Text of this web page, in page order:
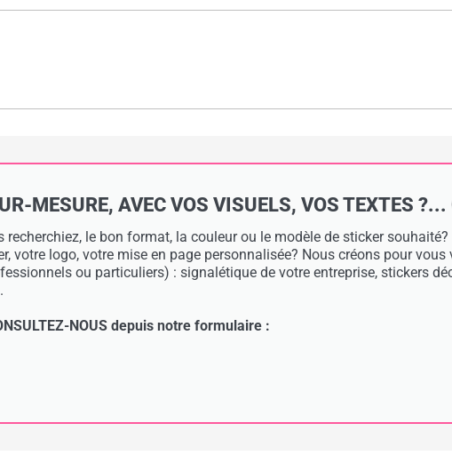
MESURE, AVEC VOS VISUELS, VOS TEXTES ?...
le bon format, la couleur ou le modèle de sticker
votre logo, votre mise en page personnalisée? Nous créons pour
ou particuliers) : signalétique de votre entreprise, stickers
NOUS depuis notre formulaire :